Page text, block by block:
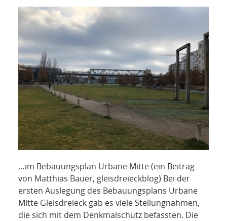
NETZWERK
SPONSORING
KONTAKT
…im Bebauungsplan Urbane Mitte (ein Beitrag
von Matthias Bauer, gleisdreieckblog) Bei der
ersten Auslegung des Bebauungsplans Urbane
Mitte Gleisdreieck gab es viele Stellungnahmen,
die sich mit dem Denkmalschutz befassten. Die